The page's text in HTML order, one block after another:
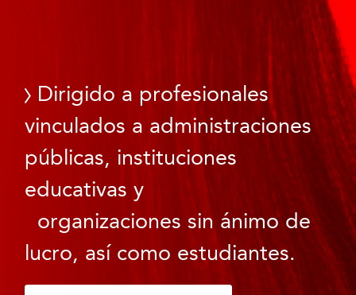
Dirigido a profesionales
vinculados a administraciones
públicas, instituciones
educativas y
organizaciones sin ánimo de
lucro, así como estudiantes.